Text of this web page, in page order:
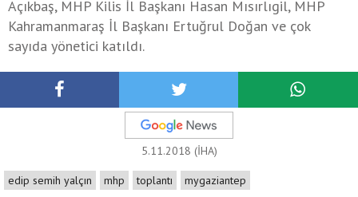
Açıkbaş, MHP Kilis İl Başkanı Hasan Mısırlıgil, MHP
Kahramanmaraş İl Başkanı Ertuğrul Doğan ve çok
sayıda yönetici katıldı.
5.11.2018 (İHA)
edip semih yalçın mhp toplantı mygaziantep